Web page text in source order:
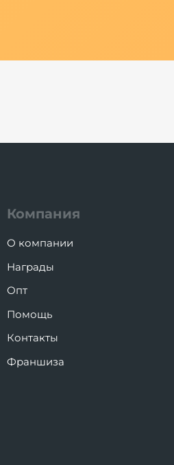
Компания
О компании
Награды
Опт
Помощь
Контакты
Франшиза